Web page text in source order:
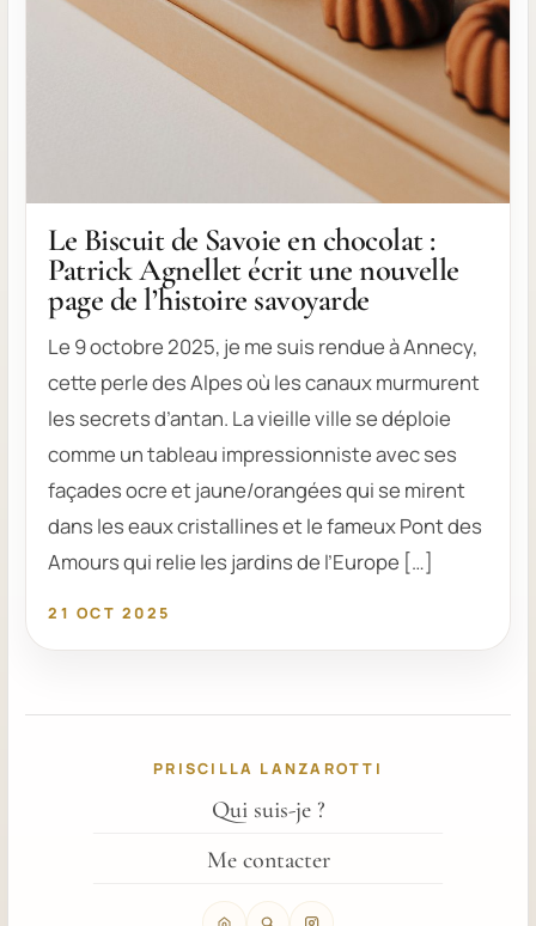
Le Biscuit de Savoie en chocolat :
Patrick Agnellet écrit une nouvelle
page de l’histoire savoyarde
Le 9 octobre 2025, je me suis rendue à Annecy,
cette perle des Alpes où les canaux murmurent
les secrets d’antan. La vieille ville se déploie
comme un tableau impressionniste avec ses
façades ocre et jaune/orangées qui se mirent
dans les eaux cristallines et le fameux Pont des
Amours qui relie les jardins de l’Europe […]
21 OCT 2025
PRISCILLA LANZAROTTI
Qui suis-je ?
Me contacter